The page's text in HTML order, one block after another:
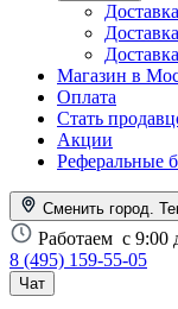
Магазин в
Оплата
Стать
Акции
Реферальные
Сменить город.
Работаем с 9:00
8 (495) 159-55-05
Чат